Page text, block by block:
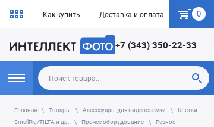
Как купить Доставка и оплата Гарантия
0
+7 (343) 350-22-33
Главная Товары Аксессуары для видеосъемки
Клетки
SmallRig/TILTA и др.
Прочее оборудование Разное